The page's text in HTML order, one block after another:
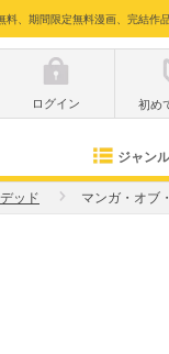
、期間限定無料漫画、完結作
ログイン 初め
ジャンル
ッド マンガ・オブ